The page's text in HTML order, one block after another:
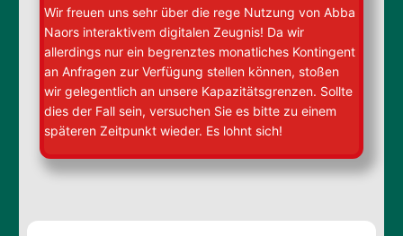
Wir freuen uns sehr über die rege Nutzung von Abba
Naors interaktivem digitalen Zeugnis! Da wir
allerdings nur ein begrenztes monatliches Kontingent
an Anfragen zur Verfügung stellen können, stoßen
wir gelegentlich an unsere Kapazitätsgrenzen. Sollte
dies der Fall sein, versuchen Sie es bitte zu einem
späteren Zeitpunkt wieder. Es lohnt sich!